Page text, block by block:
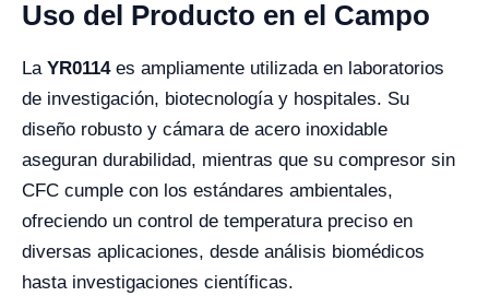
Uso del Producto en el Campo
La YR0114es ampliamente utilizada en laboratorios
de investigación, biotecnología y hospitales. Su
diseño robusto y cámara de acero inoxidable
aseguran durabilidad, mientras que su compresor sin
CFC cumple con los estándares ambientales,
ofreciendo un control de temperatura preciso en
diversas aplicaciones, desde análisis biomédicos
hasta investigaciones científicas.